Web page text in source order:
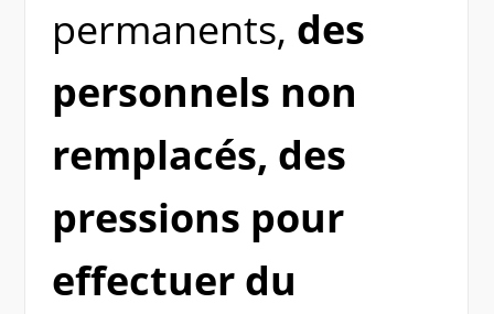
permanents, des
personnels non
remplacés, des
pressions pour
effectuer du